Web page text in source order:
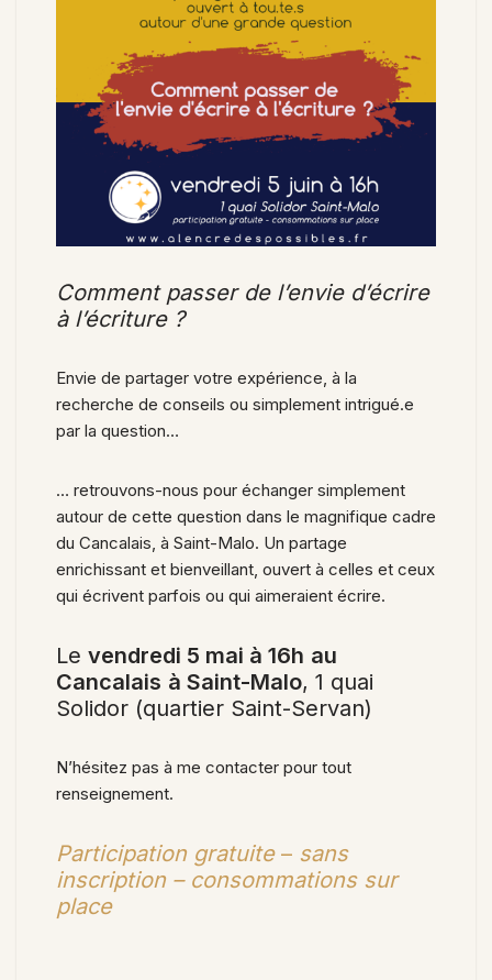
Comment passer de l’envie d’écrire
à l’écriture ?
Envie de partager votre expérience, à la
recherche de conseils ou simplement intrigué.e
par la question…
… retrouvons-nous pour échanger simplement
autour de cette question dans le magnifique cadre
du Cancalais, à Saint-Malo. Un partage
enrichissant et bienveillant, ouvert à celles et ceux
qui écrivent parfois ou qui aimeraient écrire.
Le vendredi 5 mai à 16h au
Cancalais à Saint-Malo, 1 quai
Solidor (quartier Saint-Servan)
N’hésitez pas à me contacter pour tout
renseignement.
Participation gratuite– sans
inscription – consommations sur
place